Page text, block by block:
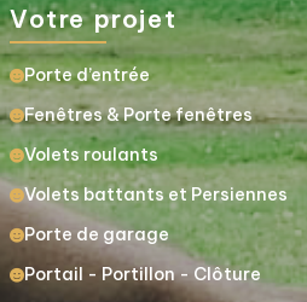
Votre projet
Porte d’entrée
Fenêtres & Porte fenêtres
Volets roulants
Volets battants et Persiennes
Porte de garage
Portail - Portillon - Clôture